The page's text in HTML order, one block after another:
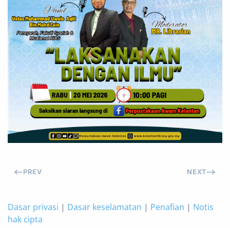
PREV NEXT
Dasar privasi | Dasar keselamatan | Penafian | Notis
hak cipta